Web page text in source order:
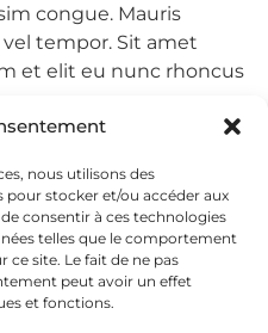
nous utilisons des
pour stocker et/ou accéder aux
consentir à ces technologies
telles que le comportement
ce site. Le fait de ne pas
peut avoir un effet
et fonctions.
congue. Mauris
tempor. Sit amet
et elit eu nunc rhoncus